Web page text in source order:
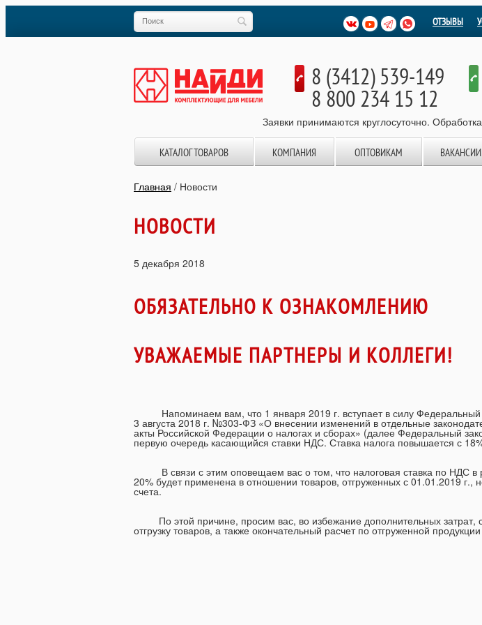
ОТЗЫВЫ
8 (3412) 539-149
8 800 234 15 12
Заявки принимаются круглосуточно.
КАТАЛОГ ТОВАРОВ КОМПАНИЯ ОПТОВИКАМ ВАКАНСИИ
Главная / Новости
НОВОСТИ
5 декабря 2018
ОБЯЗАТЕЛЬНО К ОЗНАКОМЛЕНИЮ
УВАЖАЕМЫЕ ПАРТНЕРЫ И КОЛЛЕГИ!
Напоминаем вам, что 1 января 2019 г. вступает в силу Федеральный
3 августа 2018 г. №303-ФЗ «О внесении изменений в отдельные
акты Российской Федерации о налогах и сборах» (далее Федеральный
первую очередь касающийся ставки НДС. Ставка налога повышается с
В связи с этим оповещаем вас о том, что налоговая ставка по НДС в
20% будет применена в отношении товаров, отгруженных с 01.01.2019 г.,
счета.
По этой причине, просим вас, во избежание дополнительных затрат,
отгрузку товаров, а также окончательный расчет по отгруженной